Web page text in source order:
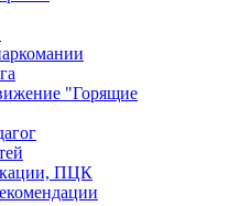
"Горящие
ПЦК